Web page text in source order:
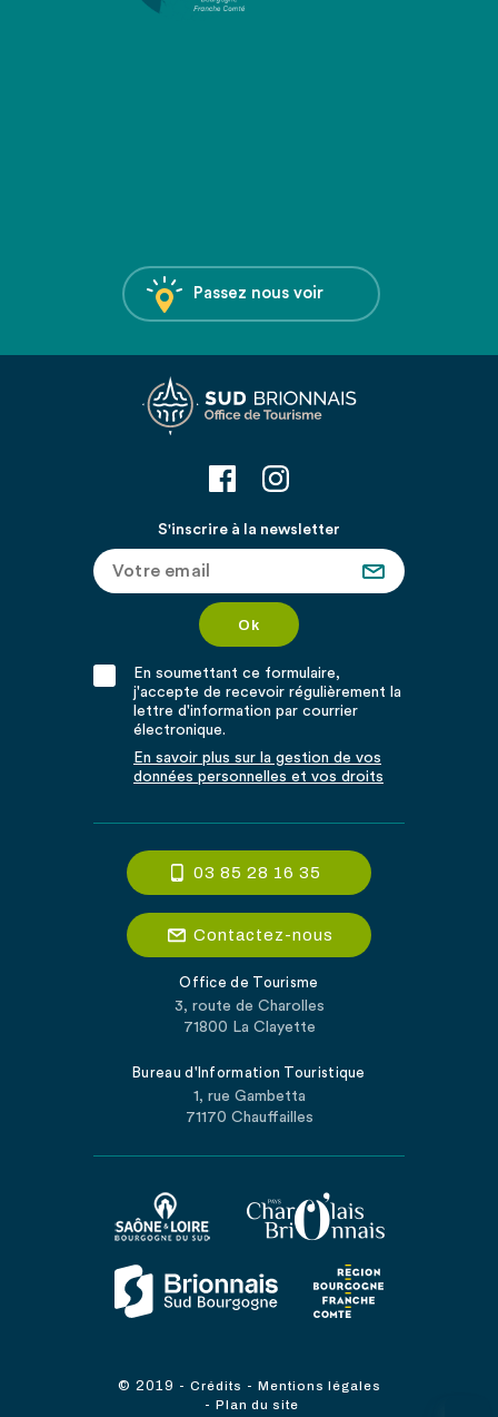
Passez nous voir
S'inscrire à la newsletter
En soumettant ce formulaire,
j'accepte de recevoir régulièrement la
lettre d'information par courrier
électronique.
En savoir plus sur la gestion de vos
données personnelles et vos droits
03 85 28 16 35
Contactez-nous
Office de Tourisme
3, route de Charolles
71800 La Clayette
Bureau d'Information Touristique
1, rue Gambetta
71170 Chauffailles
© 2019 - Crédits - Mentions légales
- Plan du site